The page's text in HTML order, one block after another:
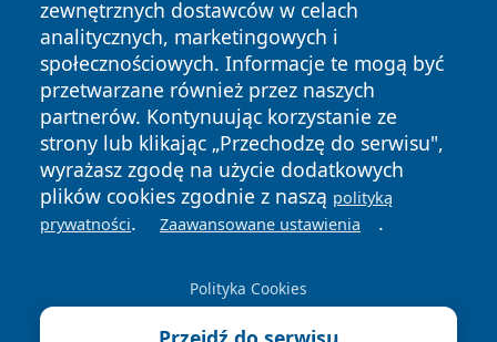
zewnętrznych dostawców w celach
analitycznych, marketingowych i
społecznościowych. Informacje te mogą być
przetwarzane również przez naszych
partnerów. Kontynuując korzystanie ze
strony lub klikając „Przechodzę do serwisu",
wyrażasz zgodę na użycie dodatkowych
plików cookies zgodnie z naszą polityką
prywatności. Zaawansowane ustawienia .
Polityka Cookies
Copyright © 2026 mojgorzow.pl Wszystkie prawa zastrzeżone.
News Autorzy
Polityka
Prywatności
Polityka
Cookies